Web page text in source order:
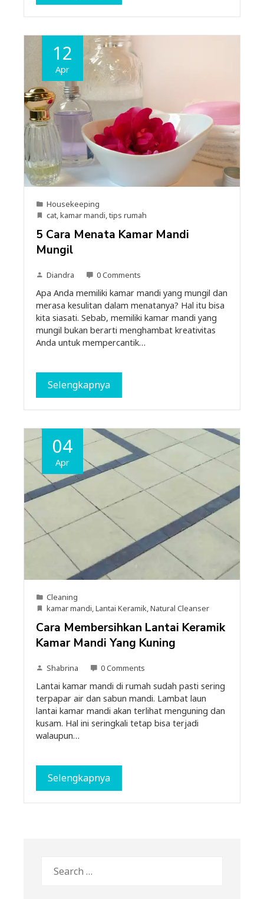
12
Apr
Housekeeping
cat,kamar mandi,tips rumah
5 Cara Menata Kamar Mandi
Mungil
Diandra 0 Comments
Apa Anda memiliki kamar mandi yang mungil dan
merasa kesulitan dalam menatanya? Hal itu bisa
kita siasati. Sebab, memiliki kamar mandi yang
mungil bukan berarti menghambat kreativitas
Anda untuk mempercantik…
Selengkapnya
04
Apr
Cleaning
kamar mandi,Lantai Keramik,Natural Cleanser
Cara Membersihkan Lantai Keramik
Kamar Mandi Yang Kuning
Shabrina 0 Comments
Lantai kamar mandi di rumah sudah pasti sering
terpapar air dan sabun mandi. Lambat laun
lantai kamar mandi akan terlihat menguning dan
kusam. Hal ini seringkali tetap bisa terjadi
walaupun…
Selengkapnya
for: